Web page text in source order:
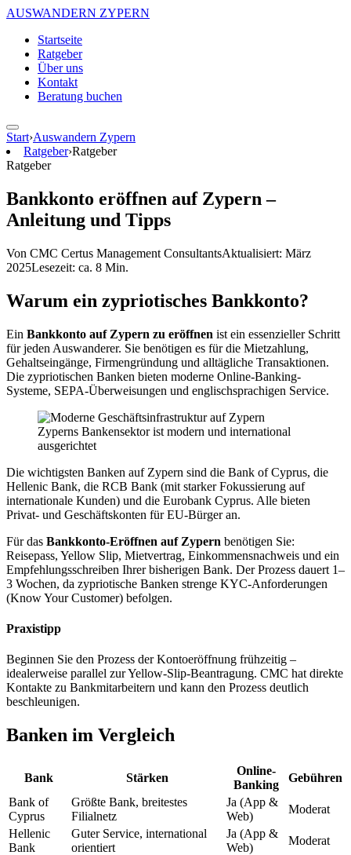
AUSWANDERN ZYPERN
Startseite
Ratgeber
Über uns
Kontakt
Beratung buchen
Start›Auswandern Zypern
Ratgeber›Ratgeber
Ratgeber
Bankkonto eröffnen auf Zypern –
Anleitung und Tipps
Von CMC Certus Management ConsultantsAktualisiert: März
2025Lesezeit: ca. 8 Min.
Warum ein zypriotisches Bankkonto?
Ein Bankkonto auf Zypern zu eröffnen ist ein essenzieller Schritt
für jeden Auswanderer. Sie benötigen es für die Mietzahlung,
Gehaltseingänge, Firmengründung und alltägliche Transaktionen.
Die zypriotischen Banken bieten moderne Online-Banking-
Systeme, SEPA-Überweisungen und englischsprachigen Service.
Zyperns Bankensektor ist modern und international
ausgerichtet
Die wichtigsten Banken auf Zypern sind die Bank of Cyprus, die
Hellenic Bank, die RCB Bank (mit starker Fokussierung auf
internationale Kunden) und die Eurobank Cyprus. Alle bieten
Privat- und Geschäftskonten für EU-Bürger an.
Für das Bankkonto-Eröffnen auf Zypern benötigen Sie:
Reisepass, Yellow Slip, Mietvertrag, Einkommensnachweis und ein
Empfehlungsschreiben Ihrer bisherigen Bank. Der Prozess dauert 1–
3 Wochen, da zypriotische Banken strenge KYC-Anforderungen
(Know Your Customer) befolgen.
Praxistipp
Beginnen Sie den Prozess der Kontoeröffnung frühzeitig –
idealerweise parallel zur Yellow-Slip-Beantragung. CMC hat direkte
Kontakte zu Bankmitarbeitern und kann den Prozess deutlich
beschleunigen.
Banken im Vergleich
Bank Stärken
Online-
Banking
Gebühren
Bank of
Cyprus
Größte Bank, breitestes
Filialnetz
Ja (App &
Web)
Moderat
Hellenic
Bank
Guter Service, international
orientiert
Ja (App &
Web)
Moderat